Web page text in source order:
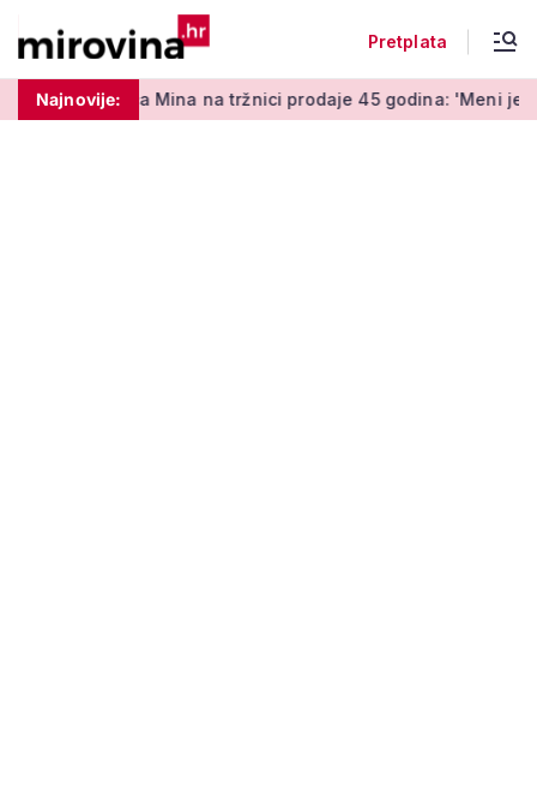
Pretplata
Najnovije:
Mina na tržnici prodaje 45 godina: 'Meni je ovo zabava i